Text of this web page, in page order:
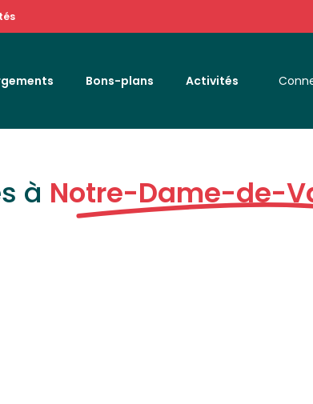
Bons-plans Activités
à Notre-Dame-de-